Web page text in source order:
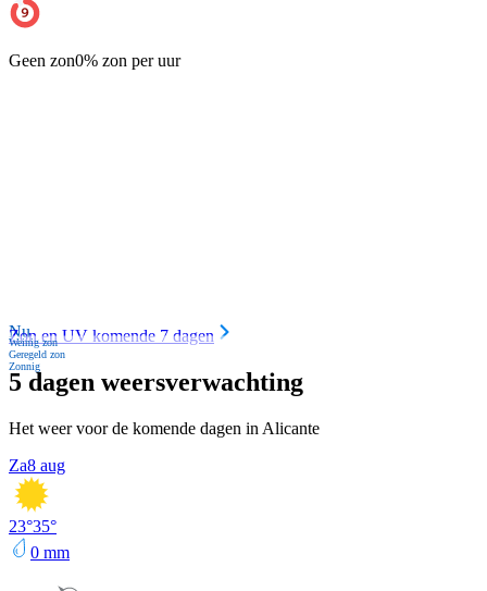
Geen zon0% zon per uur
Nu
Weinig zon
Geregeld zon
Zonnig
Zon en UV komende 7 dagen
5 dagen weersverwachting
Het weer voor de komende dagen in Alicante
Za8 aug
23°35°
0 mm